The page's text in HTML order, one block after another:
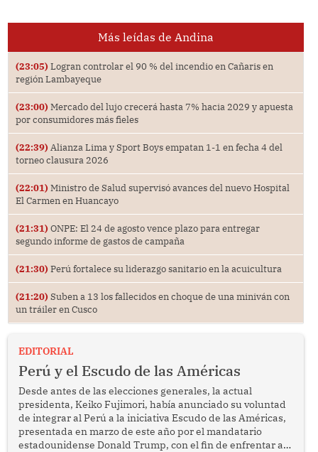
Más leídas de Andina
(23:05) Logran controlar el 90 % del incendio en Cañaris en
región Lambayeque
(23:00) Mercado del lujo crecerá hasta 7% hacia 2029 y apuesta
por consumidores más fieles
(22:39) Alianza Lima y Sport Boys empatan 1-1 en fecha 4 del
torneo clausura 2026
(22:01) Ministro de Salud supervisó avances del nuevo Hospital
El Carmen en Huancayo
(21:31) ONPE: El 24 de agosto vence plazo para entregar
segundo informe de gastos de campaña
(21:30) Perú fortalece su liderazgo sanitario en la acuicultura
(21:20) Suben a 13 los fallecidos en choque de una miniván con
un tráiler en Cusco
EDITORIAL
Perú y el Escudo de las Américas
Desde antes de las elecciones generales, la actual
presidenta, Keiko Fujimori, había anunciado su voluntad
de integrar al Perú a la iniciativa Escudo de las Américas,
presentada en marzo de este año por el mandatario
estadounidense Donald Trump, con el fin de enfrentar al